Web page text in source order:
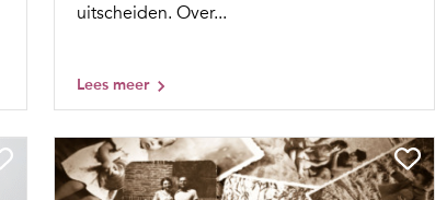
uitscheiden. Over...
Lees meer